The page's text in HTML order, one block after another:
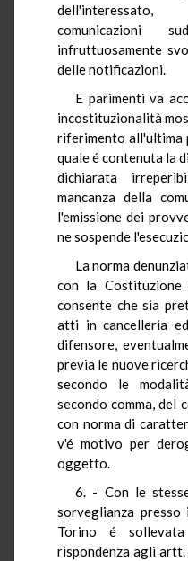
comunicazioni
infruttuosamente
delle notificazioni.
E parimenti va
incostituzionalità
riferimento all'ultima
quale é contenuta la
dichiarata
mancanza della
l'emissione dei
ne sospende
La norma
con la
consente che sia
atti in cancelleria
difensore,
previa le nuove
secondo le
secondo comma, del
con norma di
v'é motivo per
oggetto.
6. - Con le
sorveglianza
Torino é
rispondenza agli artt.